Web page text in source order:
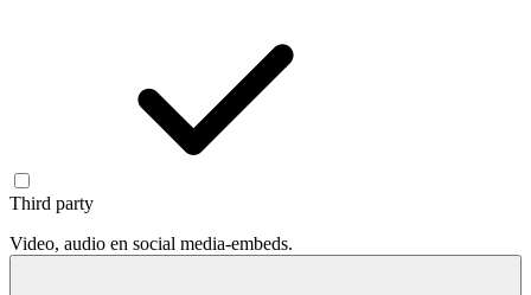
Third party
Video, audio en social media-embeds.